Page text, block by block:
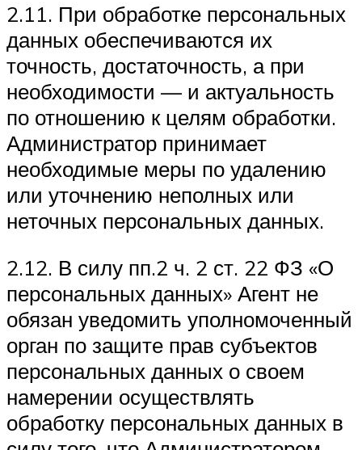
2.11. При обработке персональных
данных обеспечиваются их
точность, достаточность, а при
необходимости — и актуальность
по отношению к целям обработки.
Администратор принимает
необходимые меры по удалению
или уточнению неполных или
неточных персональных данных.
2.12. В силу пп.2 ч. 2 ст. 22 ФЗ «О
персональных данных» Агент не
обязан уведомить уполномоченный
орган по защите прав субъектов
персональных данных о своем
намерении осуществлять
обработку персональных данных в